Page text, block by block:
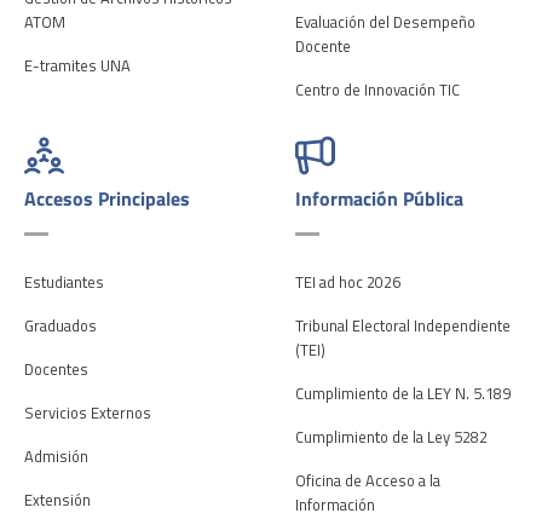
ATOM
E-tramites UNA
Evaluación del Desempeño
Docente
Centro de Innovación TIC
Accesos Principales
Estudiantes
Graduados
Docentes
Servicios Externos
Admisión
Extensión
Información Pública
TEI ad hoc 2026
Tribunal Electoral Independiente
(TEI)
Cumplimiento de la LEY N. 5.189
Cumplimiento de la Ley 5282
Oficina de Acceso a la
Información